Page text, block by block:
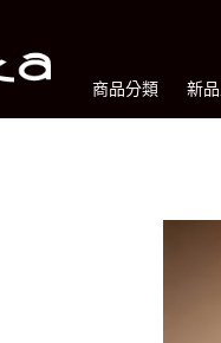
商品分類 新